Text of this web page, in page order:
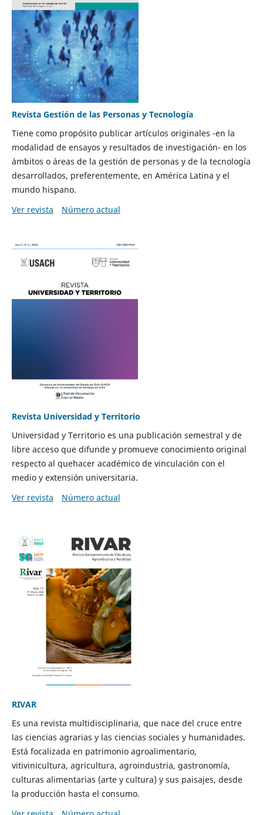
Revista Gestión de las Personas y Tecnología
Tiene como propósito publicar artículos originales -en la
modalidad de ensayos y resultados de investigación- en los
ámbitos o áreas de la gestión de personas y de la tecnología
desarrollados, preferentemente, en América Latina y el
mundo hispano.
Ver revista
Número actual
Revista Universidad y Territorio
Universidad y Territorio es una publicación semestral y de
libre acceso que difunde y promueve conocimiento original
respecto al quehacer académico de vinculación con el
medio y extensión universitaria.
Ver revista
Número actual
RIVAR
Es una revista multidisciplinaria, que nace del cruce entre
las ciencias agrarias y las ciencias sociales y humanidades.
Está focalizada en patrimonio agroalimentario,
vitivinicultura, agricultura, agroindustria, gastronomía,
culturas alimentarias (arte y cultura) y sus paisajes, desde
la producción hasta el consumo.